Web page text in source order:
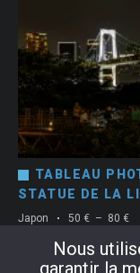
TABLEAU
STATUE DE LA
Japon
Choix des options
50 € – 80 €
Nous
garantir la